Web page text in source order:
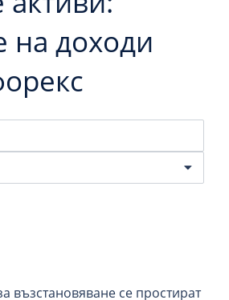
на доходи
възстановяване се простират